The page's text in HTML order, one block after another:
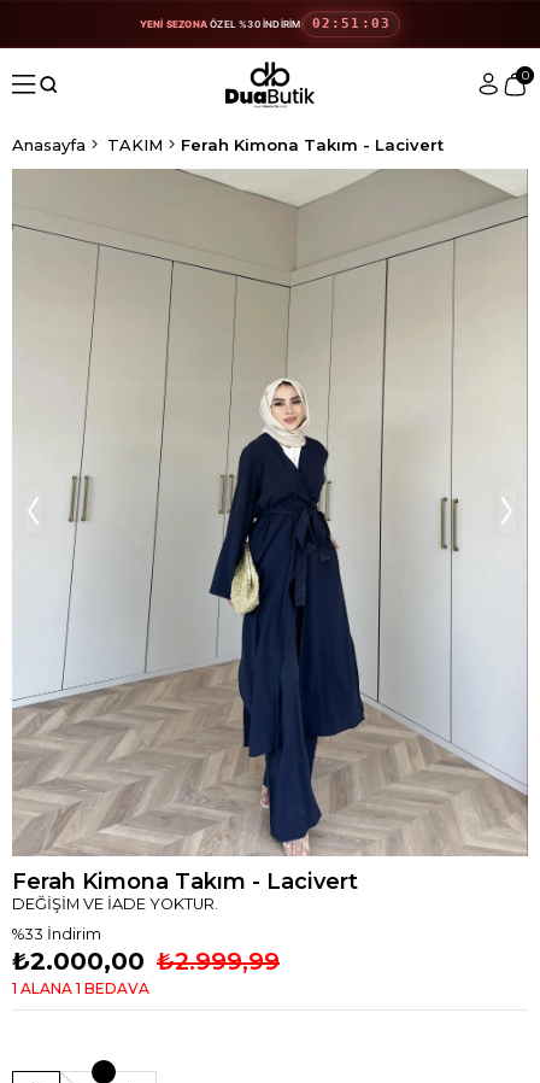
YENİ SEZONAÖZEL %30 İNDİRİM 02:51:03
0
Anasayfa TAKIM Ferah Kimona Takım - Lacivert
Ferah Kimona Takım - Lacivert
DEĞİŞİM VE İADE YOKTUR.
%33 İndirim
₺2.999,99
₺2.000,00
1 ALANA 1 BEDAVA